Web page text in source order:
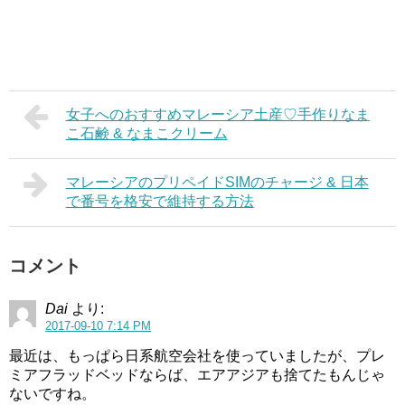
女子へのおすすめマレーシア土産♡手作りなま
こ石鹸 & なまこクリーム
マレーシアのプリペイドSIMのチャージ & 日本
で番号を格安で維持する方法
コメント
Dai より:
2017-09-10 7:14 PM
最近は、もっぱら日系航空会社を使っていましたが、プレ
ミアフラッドベッドならば、エアアジアも捨てたもんじゃ
ないですね。